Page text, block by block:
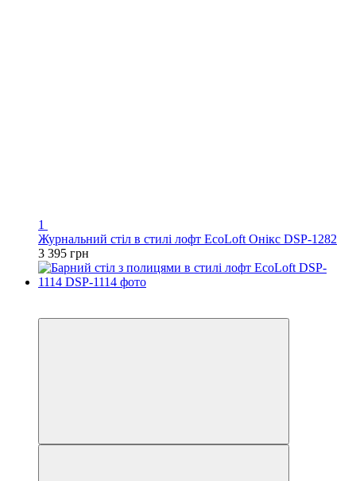
1
Журнальний стіл в стилі лофт EcoLoft Онікс DSP-1282
3 395 грн